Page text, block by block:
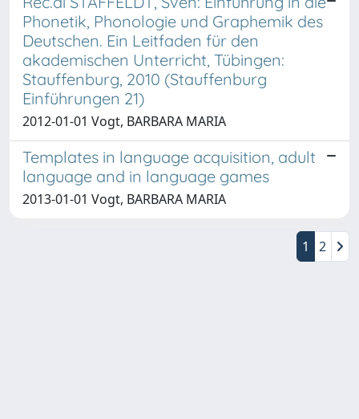
Phonetik, Phonologie und Graphemik des
Deutschen. Ein Leitfaden für den
akademischen Unterricht, Tübingen:
Stauffenburg, 2010 (Stauffenburg
Einführungen 21)
2012-01-01 Vogt, BARBARA MARIA
Templates in language acquisition, adult
language and in language games
2013-01-01 Vogt, BARBARA MARIA
1 2